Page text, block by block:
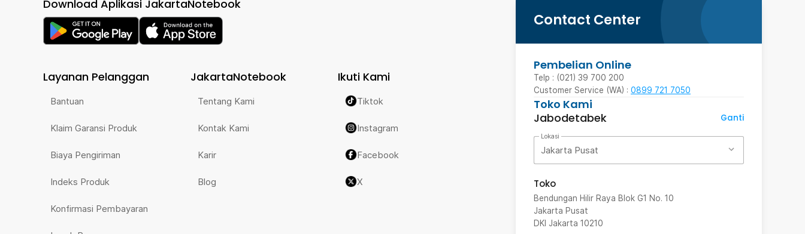
Contact Center
Pembelian Online
Telp : (021) 39 700 200
Customer Service (WA) : 0899 721 7050
Toko Kami
Jabodetabek
Ganti
Lokasi
Jakarta Pusat
Toko
Bendungan Hilir Raya Blok G1 No. 10
Jakarta Pusat
DKI Jakarta 10210
Download Aplikasi JakartaNotebook
Layanan Pelanggan
Bantuan
Klaim Garansi Produk
Biaya Pengiriman
Indeks Produk
Konfirmasi Pembayaran
JakartaNotebook
Tentang Kami
Kontak Kami
Karir
Blog
Ikuti Kami
Tiktok
Instagram
Facebook
X